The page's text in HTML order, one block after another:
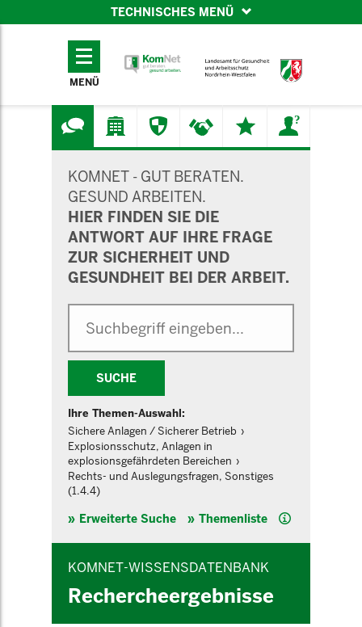
TECHNISCHES MENÜ
TECHNISCHES
MENÜ
KOMNET - GUT BERATEN.
GESUND ARBEITEN.
HIER FINDEN SIE DIE
ANTWORT AUF IHRE FRAGE
ZUR SICHERHEIT UND
GESUNDHEIT BEI DER ARBEIT.
SUCHE
Ihre Themen-Auswahl:
Sichere Anlagen / Sicherer Betrieb
Explosionsschutz, Anlagen in
explosionsgefährdeten Bereichen
Rechts- und Auslegungsfragen, Sonstiges
(1.4.4)
Erweiterte Suche Themenliste Hilfe
KOMNET-WISSENSDATENBANK
Rechercheergebnisse